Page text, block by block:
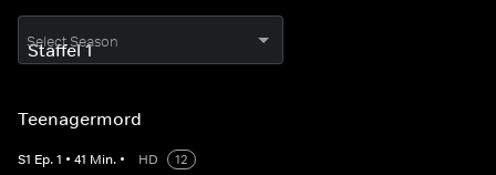
Select Season
Teenagermord
S1 Ep.1 • 41 Min. • HD
12